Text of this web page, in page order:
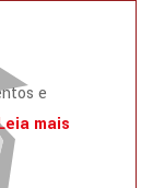
e
mais